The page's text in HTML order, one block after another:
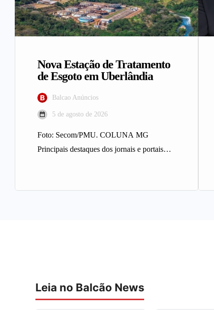
Nova Estação de Tratamento
de Esgoto em Uberlândia
Balcao Anúncios
5 de agosto de 2026
Foto: Secom/PMU. COLUNA MG
Principais destaques dos jornais e portais
Leia no Balcão News